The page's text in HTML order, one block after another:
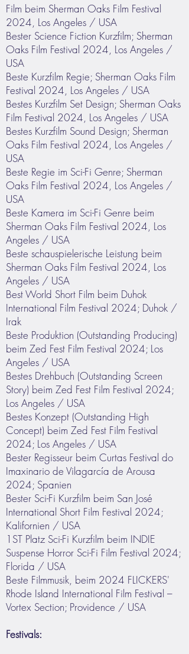
Film beim Sherman Oaks Film Festival
2024, Los Angeles / USA
Bester Science Fiction Kurzfilm; Sherman
Oaks Film Festival 2024, Los Angeles /
USA
Beste Kurzfilm Regie; Sherman Oaks Film
Festival 2024, Los Angeles / USA
Bestes Kurzfilm Set Design; Sherman Oaks
Film Festival 2024, Los Angeles / USA
Bestes Kurzfilm Sound Design; Sherman
Oaks Film Festival 2024, Los Angeles /
USA
Beste Regie im Sci-Fi Genre; Sherman
Oaks Film Festival 2024, Los Angeles /
USA
Beste Kamera im Sci-Fi Genre beim
Sherman Oaks Film Festival 2024, Los
Angeles / USA
Beste schauspielerische Leistung beim
Sherman Oaks Film Festival 2024, Los
Angeles / USA
Best World Short Film beim Duhok
International Film Festival 2024; Duhok /
Irak
Beste Produktion (Outstanding Producing)
beim Zed Fest Film Festival 2024; Los
Angeles / USA
Bestes Drehbuch (Outstanding Screen
Story) beim Zed Fest Film Festival 2024;
Los Angeles / USA
Bestes Konzept (Outstanding High
Concept) beim Zed Fest Film Festival
2024; Los Angeles / USA
Bester Regisseur beim Curtas Festival do
Imaxinario de Vilagarcía de Arousa
2024; Spanien
Bester Sci-Fi Kurzfilm beim San José
International Short Film Festival 2024;
Kalifornien / USA
1ST Platz Sci-Fi Kurzfilm beim INDIE
Suspense Horror Sci-Fi Film Festival 2024;
Florida / USA
Beste Filmmusik, beim 2024 FLICKERS'
Rhode Island International Film Festival –
Vortex Section; Providence / USA
Festivals: